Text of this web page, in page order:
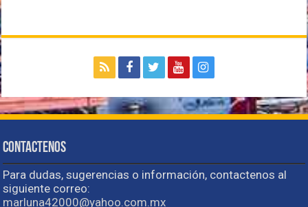
Contactenos
Para dudas, sugerencias o información, contactenos al
siguiente correo:
marluna42000@yahoo.com.mx